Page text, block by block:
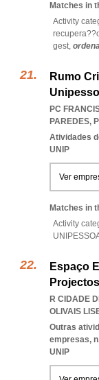
Matches in
Activity
gest,
Rumo
PC
PAREDES,
Atividades
UNIP
Ver
Matches in
Activity
Espaço
R CIDADE
OLIVAIS
Outras
empresas,
UNIP